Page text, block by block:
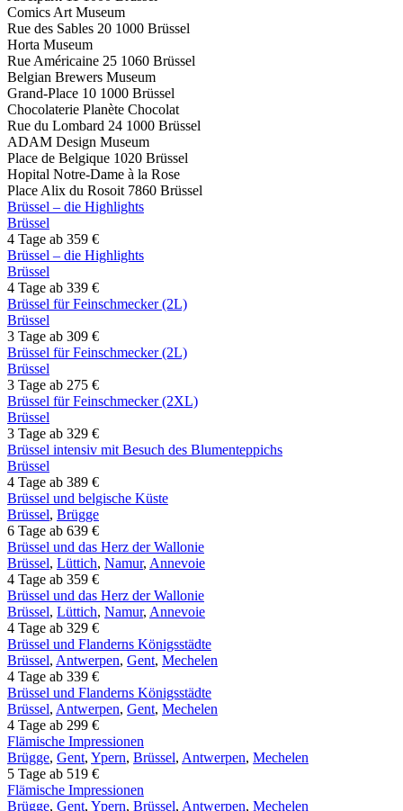
Comics Art Museum
Rue des Sables 20 1000 Brüssel
Horta Museum
Rue Américaine 25 1060 Brüssel
Belgian Brewers Museum
Grand-Place 10 1000 Brüssel
Chocolaterie Planète Chocolat
Rue du Lombard 24 1000 Brüssel
ADAM Design Museum
Place de Belgique 1020 Brüssel
Hopital Notre-Dame à la Rose
Place Alix du Rosoit 7860 Brüssel
Brüssel – die Highlights
Brüssel
4 Tage ab 359 €
Brüssel – die Highlights
Brüssel
4 Tage ab 339 €
Brüssel für Feinschmecker (2L)
Brüssel
3 Tage ab 309 €
Brüssel für Feinschmecker (2L)
Brüssel
3 Tage ab 275 €
Brüssel für Feinschmecker (2XL)
Brüssel
3 Tage ab 329 €
Brüssel intensiv mit Besuch des Blumenteppichs
Brüssel
4 Tage ab 389 €
Brüssel und belgische Küste
Brüssel, Brügge
6 Tage ab 639 €
Brüssel und das Herz der Wallonie
Brüssel, Lüttich, Namur, Annevoie
4 Tage ab 359 €
Brüssel und das Herz der Wallonie
Brüssel, Lüttich, Namur, Annevoie
4 Tage ab 329 €
Brüssel und Flanderns Königsstädte
Brüssel, Antwerpen, Gent, Mechelen
4 Tage ab 339 €
Brüssel und Flanderns Königsstädte
Brüssel, Antwerpen, Gent, Mechelen
4 Tage ab 299 €
Flämische Impressionen
Brügge, Gent, Ypern, Brüssel, Antwerpen, Mechelen
5 Tage ab 519 €
Flämische Impressionen
Brügge, Gent, Ypern, Brüssel, Antwerpen, Mechelen